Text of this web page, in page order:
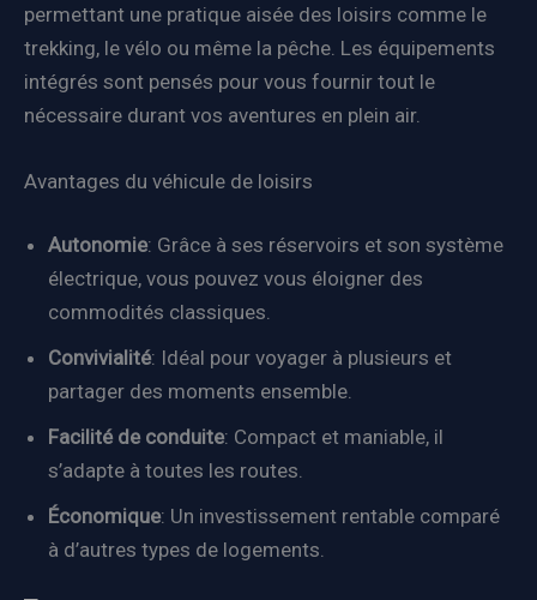
permettant une pratique aisée des loisirs comme le
trekking, le vélo ou même la pêche. Les équipements
intégrés sont pensés pour vous fournir tout le
nécessaire durant vos aventures en plein air.
Avantages du véhicule de loisirs
Autonomie: Grâce à ses réservoirs et son système
électrique, vous pouvez vous éloigner des
commodités classiques.
Convivialité: Idéal pour voyager à plusieurs et
partager des moments ensemble.
Facilité de conduite: Compact et maniable, il
s’adapte à toutes les routes.
Économique: Un investissement rentable comparé
à d’autres types de logements.